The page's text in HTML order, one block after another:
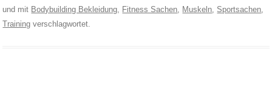
und mit Bodybuilding Bekleidung, Fitness Sachen, Muskeln, Sportsachen,
Training verschlagwortet.